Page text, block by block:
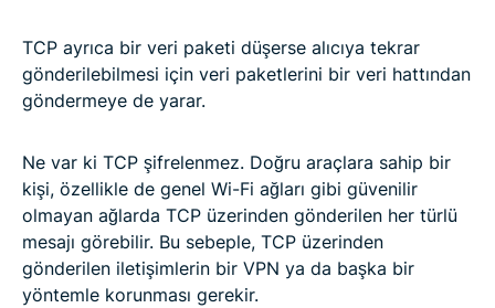
TCP ayrıca bir veri paketi düşerse alıcıya tekrar
gönderilebilmesi için veri paketlerini bir veri hattından
göndermeye de yarar.
Ne var ki TCP şifrelenmez. Doğru araçlara sahip bir
kişi, özellikle de genel Wi-Fi ağları gibi güvenilir
olmayan ağlarda TCP üzerinden gönderilen her türlü
mesajı görebilir. Bu sebeple, TCP üzerinden
gönderilen iletişimlerin bir VPN ya da başka bir
yöntemle korunması gerekir.